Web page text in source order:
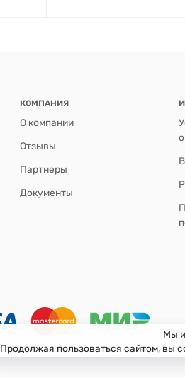
КОМПАНИЯ
О компании
Отзывы
Партнеры
Документы
Мы
Продолжая пользоваться сайтом, вы